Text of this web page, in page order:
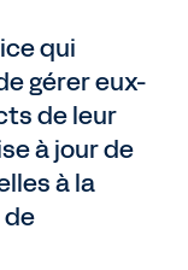
qui
gérer eux-
de leur
à jour de
à la